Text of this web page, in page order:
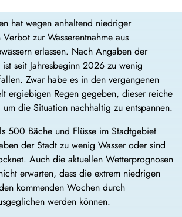
hat wegen anhaltend niedriger
zur Wasserentnahme aus
erlassen. Nach Angaben der
ist seit Jahresbeginn 2026 zu wenig
Zwar habe es in den vergangenen
ergiebigen Regen gegeben, dieser reiche
die Situation nachhaltig zu entspannen.
500 Bäche und Flüsse im Stadtgebiet
der Stadt zu wenig Wasser oder sind
Auch die aktuellen Wetterprognosen
erwarten, dass die extrem niedrigen
kommenden Wochen durch
werden können.